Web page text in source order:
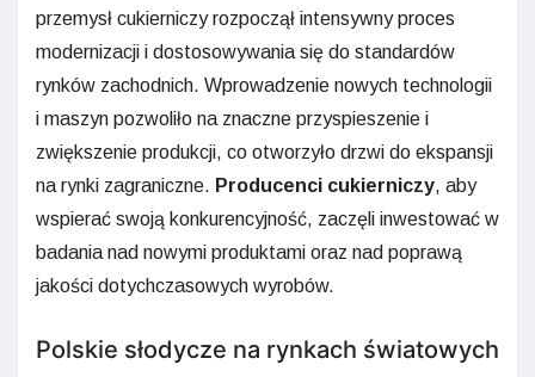
przemysł cukierniczy rozpoczął intensywny proces
modernizacji i dostosowywania się do standardów
rynków zachodnich. Wprowadzenie nowych technologii
i maszyn pozwoliło na znaczne przyspieszenie i
zwiększenie produkcji, co otworzyło drzwi do ekspansji
na rynki zagraniczne. Producenci cukierniczy, aby
wspierać swoją konkurencyjność, zaczęli inwestować w
badania nad nowymi produktami oraz nad poprawą
jakości dotychczasowych wyrobów.
Polskie słodycze na rynkach światowych